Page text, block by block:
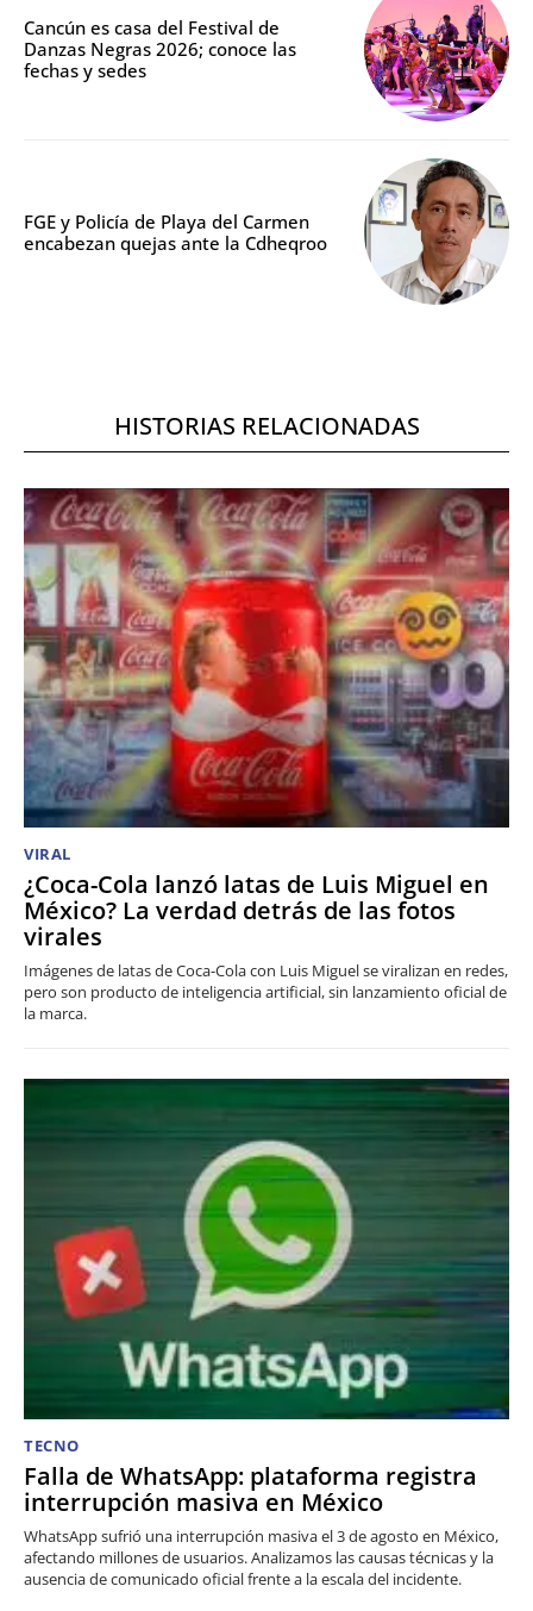
Cancún es casa del Festival de
Danzas Negras 2026; conoce las
fechas y sedes
FGE y Policía de Playa del Carmen
encabezan quejas ante la Cdheqroo
HISTORIAS RELACIONADAS
VIRAL
¿Coca-Cola lanzó latas de Luis Miguel en
México? La verdad detrás de las fotos
virales
Imágenes de latas de Coca-Cola con Luis Miguel se viralizan en redes,
pero son producto de inteligencia artificial, sin lanzamiento oficial de
la marca.
TECNO
Falla de WhatsApp: plataforma registra
interrupción masiva en México
WhatsApp sufrió una interrupción masiva el 3 de agosto en México,
afectando millones de usuarios. Analizamos las causas técnicas y la
ausencia de comunicado oficial frente a la escala del incidente.